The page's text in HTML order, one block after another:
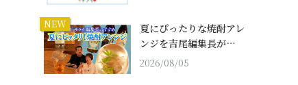
NEW
夏にぴったりな焼酎アレ
ンジを吉尾編集長が…
2026/08/05